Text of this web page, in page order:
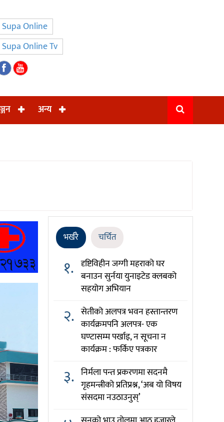
Supa Online
Supa Online Tv
अन्य
भर्खरै चर्चित
१. दृष्टिविहीन जग्गी महराको घर
बनाउन सुर्नया युनाइटेड क्लबको
सहयोग अभियान
२. सेतीको अलपत्र भवन हस्तान्तरण
कार्यक्रमपनि अलपत्र- एक
घण्टासम्म पर्खाइ, न सूचना न
कार्यक्रम : फर्किए पत्रकार
३. निर्मला पन्त प्रकरणमा सदनमै
गृहमन्त्रीको प्रतिप्रश्न, ‘अब यो विषय
संसदमा नउठाउनुस्’